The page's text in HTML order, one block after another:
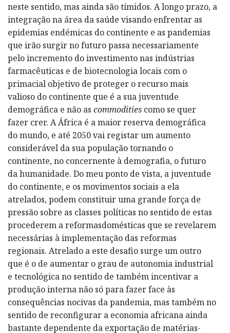
neste sentido, mas ainda são tímidos. A longo prazo, a
integração na área da saúde visando enfrentar as
epidemias endémicas do continente e as pandemias
que irão surgir no futuro passa necessariamente
pelo incremento do investimento nas indústrias
farmacêuticas e de biotecnologia locais com o
primacial objetivo de proteger o recurso mais
valioso do continente que é a sua juventude
demográfica e não as commodities como se quer
fazer crer. A África é a maior reserva demográfica
do mundo, e até 2050 vai registar um aumento
considerável da sua população tornando o
continente, no concernente à demografia, o futuro
da humanidade. Do meu ponto de vista, a juventude
do continente, e os movimentos sociais a ela
atrelados, podem constituir uma grande força de
pressão sobre as classes políticas no sentido de estas
procederem a reformasdomésticas que se revelarem
necessárias à implementação das reformas
regionais. Atrelado a este desafio surge um outro
que é o de aumentar o grau de autonomia industrial
e tecnológica no sentido de também incentivar a
produção interna não só para fazer face às
consequências nocivas da pandemia, mas também no
sentido de reconfigurar a economia africana ainda
bastante dependente da exportação de matérias-